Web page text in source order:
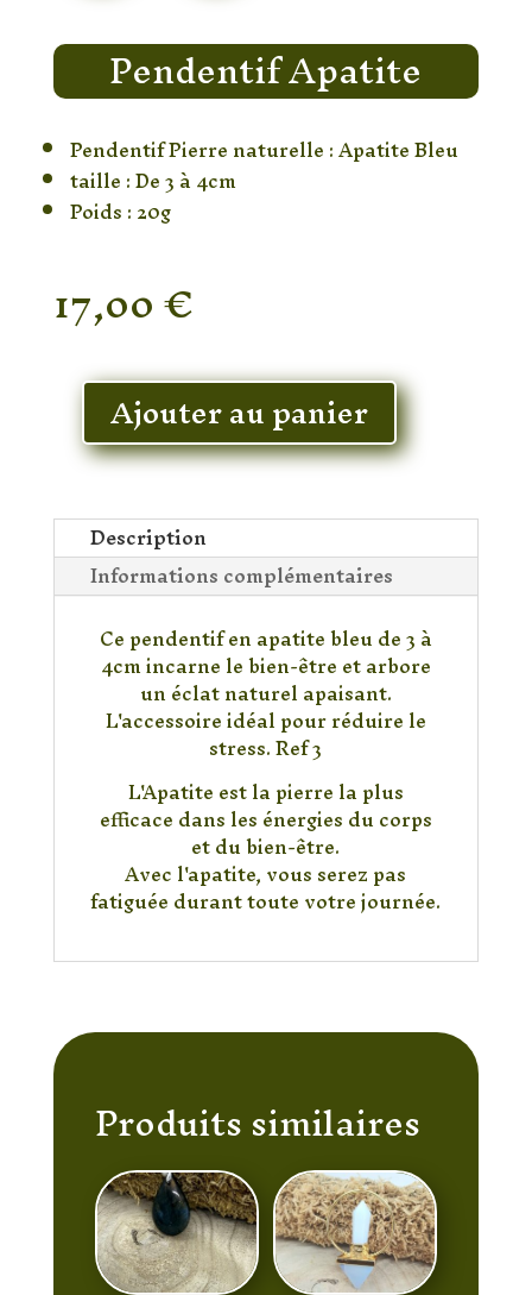
Pendentif Apatite
Pendentif Pierre naturelle : Apatite Bleu
taille : De 3 à 4cm
Poids : 20g
17,00€
En stock
quantité
Pendentif
Ajouter au panier
Description
Informations complémentaires
Ce pendentif en apatite bleu de 3 à
4cm incarne le bien-être et arbore
un éclat naturel apaisant.
L'accessoire idéal pour réduire le
stress. Ref 3
L'Apatite est la pierre la plus
efficace dans les énergies du corps
et du bien-être.
Avec l'apatite, vous serez pas
fatiguée durant toute votre journée.
Produits similaires